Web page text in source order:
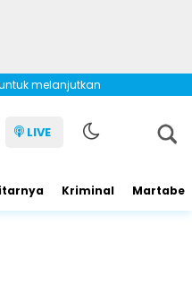
melanjutkan
LIVE
Kriminal Martabe